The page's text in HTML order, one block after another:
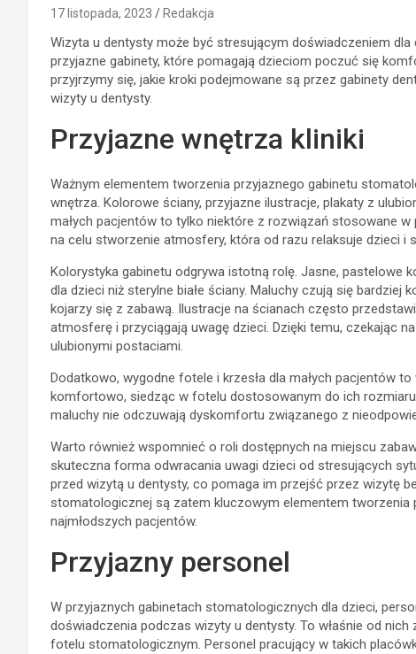
17 listopada, 2023 Redakcja
Wizyta u dentysty może być stresującym doświadczeniem
przyjazne gabinety, które pomagają dzieciom poczuć się
przyjrzymy się, jakie kroki podejmowane są przez gabinety
wizyty u dentysty.
Przyjazne wnętrza kliniki
Ważnym elementem tworzenia przyjaznego gabinetu
wnętrza. Kolorowe ściany, przyjazne ilustracje, plakaty z
małych pacjentów to tylko niektóre z rozwiązań stosowane
na celu stworzenie atmosfery, która od razu relaksuje dzieci i
Kolorystyka gabinetu odgrywa istotną rolę. Jasne, pastelowe
dla dzieci niż sterylne białe ściany. Maluchy czują się
kojarzy się z zabawą. Ilustracje na ścianach często
atmosferę i przyciągają uwagę dzieci. Dzięki temu, czekając
ulubionymi postaciami.
Dodatkowo, wygodne fotele i krzesła dla małych pacjentów
komfortowo, siedząc w fotelu dostosowanym do ich
maluchy nie odczuwają dyskomfortu związanego z
Warto również wspomnieć o roli dostępnych na miejscu
skuteczna forma odwracania uwagi dzieci od stresujących
przed wizytą u dentysty, co pomaga im przejść przez wizytę
stomatologicznej są zatem kluczowym elementem
najmłodszych pacjentów.
Przyjazny personel
W przyjaznych gabinetach stomatologicznych dla dzieci,
doświadczenia podczas wizyty u dentysty. To właśnie od
fotelu stomatologicznym. Personel pracujący w takich